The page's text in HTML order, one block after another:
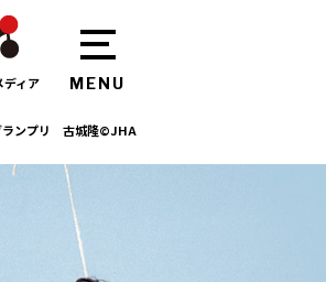
ディア
ランプリ 古城隆©JHA